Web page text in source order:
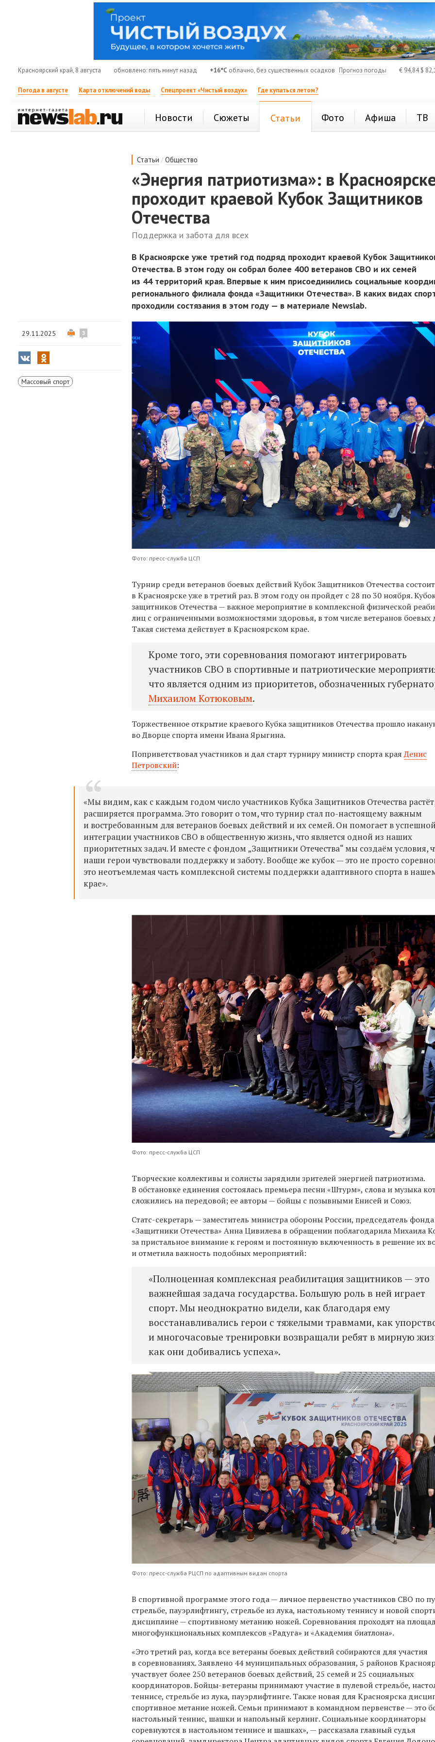
Красноярский край, 8 августа обновлено: пять минут назад +16°C облачно, без существенных осадков Прогноз погоды € 94,84$
Погода в августе Карта отключений воды Спецпроект «Чистый воздух» Где купаться летом?
Новости Сюжеты Статьи Фото Афиша ТВ
Статьи /Общество
«Энергия патриотизма»: в
проходит краевой Кубок Защитников
Отечества
Поддержка и забота для всех
В Красноярске уже третий год подряд проходит краевой Кубок
Отечества. В этом году он собрал более 400 ветеранов СВО и их семей
из 44 территорий края. Впервые к ним присоединились социальные
регионального филиала фонда «Защитники Отечества». В каких видах
проходили состязания в этом году — в материале Newslab.
29.11.2025 3
Массовый спорт
Фото: пресс-служба ЦСП
Турнир среди ветеранов боевых действий Кубок Защитников Отечества
в Красноярске уже в третий раз. В этом году он пройдет с 28 по 30 ноября.
защитников Отечества — важное мероприятие в комплексной физической
лиц с ограниченными возможностями здоровья, в том числе ветеранов боевых
Такая система действует в Красноярском крае.
Кроме того, эти соревнования помогают интегрировать
участников СВО в спортивные и патриотические
что является одним из приоритетов, обозначенных
Михаилом Котюковым.
Торжественное открытие краевого Кубка защитников Отечества прошло
во Дворце спорта имени Ивана Ярыгина.
Поприветствовал участников и дал старт турниру министр спорта краяДенис
Петровский:
«Мы видим, как с каждым годом число участников Кубка Защитников Отечества
расширяется программа. Это говорит о том, что турнир стал по-настоящему важным
и востребованным для ветеранов боевых действий и их семей. Он помогает в
интеграции участников СВО в общественную жизнь, что является одной из наших
приоритетных задач. И вместе с фондом „Защитники Отечества“ мы создаём условия,
наши герои чувствовали поддержку и заботу. Вообще же кубок — это не просто
это неотъемлемая часть комплексной системы поддержки адаптивного спорта в
крае».
Фото: пресс-служба ЦСП
Творческие коллективы и солисты зарядили зрителей энергией патриотизма.
В обстановке единения состоялась премьера песни «Штурм», слова и музыка
сложились на передовой; ее авторы — бойцы с позывными Енисей и Союз.
Статс-секретарь — заместитель министра обороны России, председатель фонда
«Защитники Отечества» Анна Цивилева в обращении поблагодарила Михаила
за пристальное внимание к героям и постоянную включенность в решение их
и отметила важность подобных мероприятий:
«Полноценная комплексная реабилитация защитников — это
важнейшая задача государства. Большую роль в ней играет
спорт. Мы неоднократно видели, как благодаря ему
восстанавливались герои с тяжелыми травмами, как
и многочасовые тренировки возвращали ребят в мирную
как они добивались успеха».
Фото: пресс-служба РЦСП по адаптивным видам спорта
В спортивной программе этого года — личное первенство участников СВО по
стрельбе, пауэрлифтингу, стрельбе из лука, настольному теннису и новой
дисциплине — спортивному метанию ножей. Соревнования проходят на
многофункциональных комплексов «Радуга» и «Академия биатлона».
«Это третий раз, когда все ветераны боевых действий собираются для участия
в соревнованиях. Заявлено 44 муниципальных образования, 5 районов
участвует более 250 ветеранов боевых действий, 25 семей и 25 социальных
координаторов. Бойцы-ветераны принимают участие в пулевой стрельбе,
теннисе, стрельбе из лука, пауэрлифтинге. Также новая для Красноярска
спортивное метание ножей. Семьи принимают в командном первенстве — это
настольный теннис, шашки и напольный керлинг. Социальные координаторы
соревнуются в настольном теннисе и шашках», — рассказала главный судья